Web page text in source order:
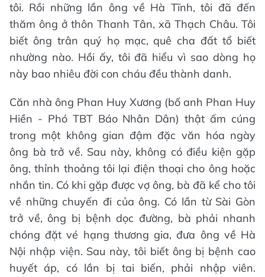
tôi. Rồi những lần ông về Hà Tĩnh, tôi đã đến
thăm ông ở thôn Thanh Tân, xã Thạch Châu. Tôi
biết ông trân quý họ mạc, quê cha đất tổ biết
nhường nào. Hồi ấy, tôi đã hiểu vì sao dòng họ
này bao nhiêu đời con cháu đều thành danh.
Căn nhà ông Phan Huy Xương (bố anh Phan Huy
Hiền - Phó TBT Báo Nhân Dân) thật ấm cúng
trong một không gian đậm đặc văn hóa ngày
ông bà trở về. Sau này, không có điều kiện gặp
ông, thỉnh thoảng tôi lại điện thoại cho ông hoặc
nhắn tin. Có khi gặp được vợ ông, bà đã kể cho tôi
về những chuyến đi của ông. Có lần từ Sài Gòn
trở về, ông bị bệnh dọc đường, bà phải nhanh
chóng đặt vé hạng thương gia, đưa ông về Hà
Nội nhập viện. Sau này, tôi biết ông bị bệnh cao
huyết áp, có lần bị tai biến, phải nhập viên.